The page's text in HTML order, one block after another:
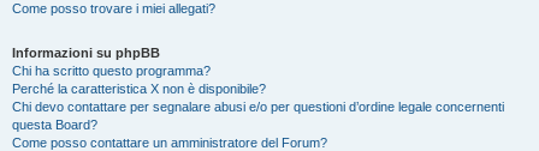
Come posso trovare i miei allegati?
Informazioni su phpBB
Chi ha scritto questo programma?
Perché la caratteristica X non è disponibile?
Chi devo contattare per segnalare abusi e/o per questioni d’ordine legale concernenti
questa Board?
Come posso contattare un amministratore del Forum?